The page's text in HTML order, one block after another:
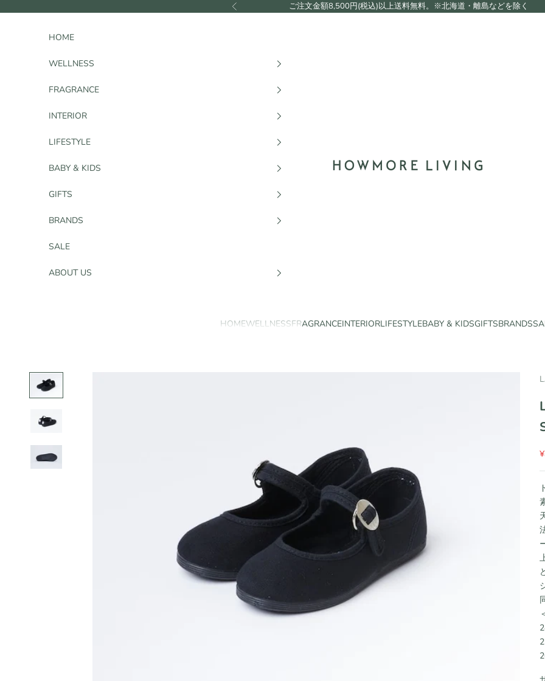
前へ ご注文金額8,500円(税込)以上送料無料。※北海道・離島などを除く
HOWMORE LIVING
HOMEWELLNESSFRAGRANCEINTERIORLIFESTYLEBABY & KIDSGIFTSBRANDS
HOME
WELLNESS
FRAGRANCE
INTERIOR
LIFESTYLE
BABY & KIDS
GIFTS
BRANDS
SALE
ABOUT US